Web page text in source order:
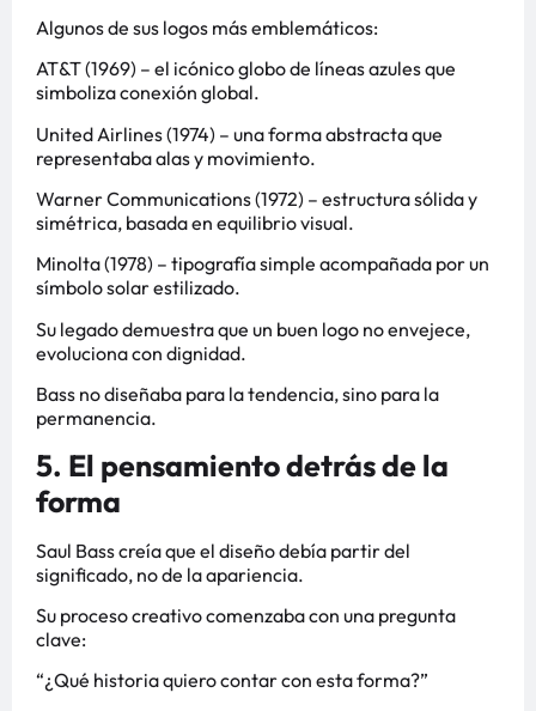
Algunos de sus logos más emblemáticos:
AT&T (1969) – el icónico globo de líneas azules que
simboliza conexión global.
United Airlines (1974) – una forma abstracta que
representaba alas y movimiento.
Warner Communications (1972) – estructura sólida y
simétrica, basada en equilibrio visual.
Minolta (1978) – tipografía simple acompañada por un
símbolo solar estilizado.
Su legado demuestra que un buen logo no envejece,
evoluciona con dignidad.
Bass no diseñaba para la tendencia, sino para la
permanencia.
5. El pensamiento detrás de la
forma
Saul Bass creía que el diseño debía partir del
significado, no de la apariencia.
Su proceso creativo comenzaba con una pregunta
clave:
“¿Qué historia quiero contar con esta forma?”